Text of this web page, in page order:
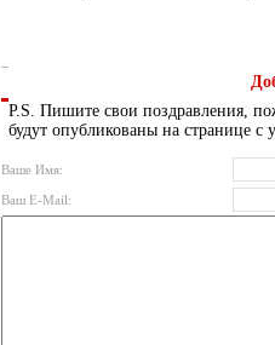
P.S. Пишите свои поздравления,
будут опубликованы на странице с
Ваше Имя:
Ваш E-Mail: